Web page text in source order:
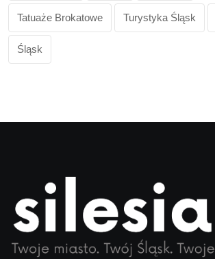
Tatuaże Brokatowe Turystyka Śląsk
Śląsk